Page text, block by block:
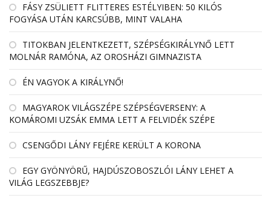
FÁSY ZSÜLIETT FLITTERES ESTÉLYIBEN: 50 KILÓS
FOGYÁSA UTÁN KARCSÚBB, MINT VALAHA
TITOKBAN JELENTKEZETT, SZÉPSÉGKIRÁLYNŐ LETT
MOLNÁR RAMÓNA, AZ OROSHÁZI GIMNAZISTA
ÉN VAGYOK A KIRÁLYNŐ!
MAGYAROK VILÁGSZÉPE SZÉPSÉGVERSENY: A
KOMÁROMI UZSÁK EMMA LETT A FELVIDÉK SZÉPE
CSENGŐDI LÁNY FEJÉRE KERÜLT A KORONA
EGY GYÖNYÖRŰ, HAJDÚSZOBOSZLÓI LÁNY LEHET A
VILÁG LEGSZEBBJE?